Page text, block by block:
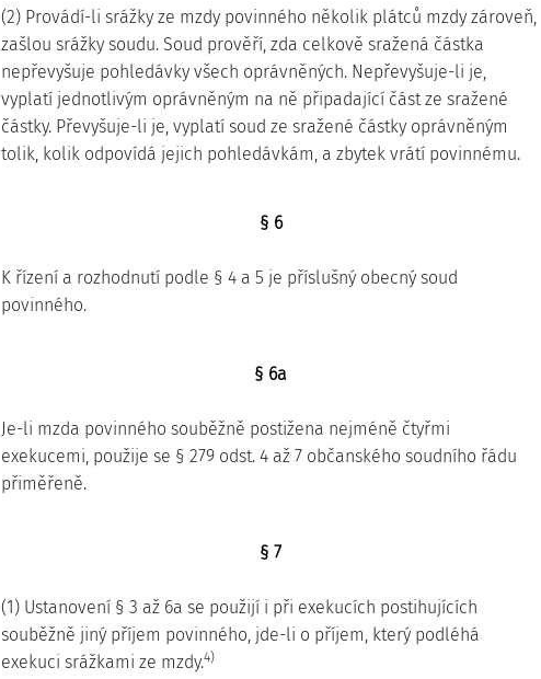
(2) Provádí-li srážky ze mzdy povinného několik plátců mzdy zároveň,
zašlou srážky soudu. Soud prověří, zda celkově sražená částka
nepřevyšuje pohledávky všech oprávněných. Nepřevyšuje-li je,
vyplatí jednotlivým oprávněným na ně připadající část ze sražené
částky. Převyšuje-li je, vyplatí soud ze sražené částky oprávněným
tolik, kolik odpovídá jejich pohledávkám, a zbytek vrátí povinnému.
§ 6
K řízení a rozhodnutí podle § 4 a 5 je příslušný obecný soud
povinného.
§ 6a
Je-li mzda povinného souběžně postižena nejméně čtyřmi
exekucemi, použije se § 279 odst. 4 až 7 občanského soudního řádu
přiměřeně.
§ 7
(1) Ustanovení § 3 až 6a se použijí i při exekucích postihujících
souběžně jiný příjem povinného, jde-li o příjem, který podléhá
exekuci srážkami ze mzdy.4)